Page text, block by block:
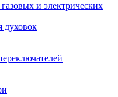
и электрических
духовок